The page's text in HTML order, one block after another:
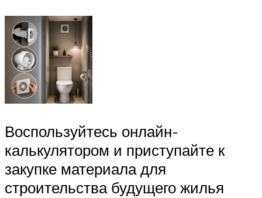
Воспользуйтесь онлайн-
калькулятором и приступайте к
закупке материала для
строительства будущего жилья